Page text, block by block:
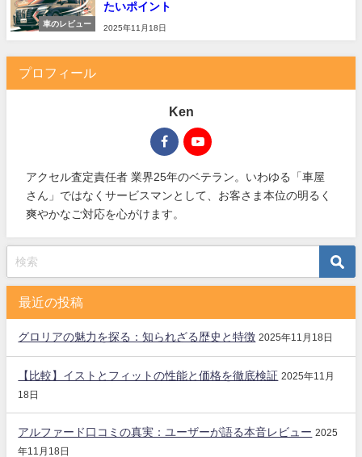
車のレビュー
たいポイント
2025年11月18日
プロフィール
Ken
アクセル査定責任者 業界25年のベテラン。いわゆる「車屋
さん」ではなくサービスマンとして、お客さま本位の明るく
爽やかなご対応を心がけます。
最近の投稿
グロリアの魅力を探る：知られざる歴史と特徴 2025年11月18日
【比較】イストとフィットの性能と価格を徹底検証 2025年11月
18日
アルファード口コミの真実：ユーザーが語る本音レビュー 2025
年11月18日